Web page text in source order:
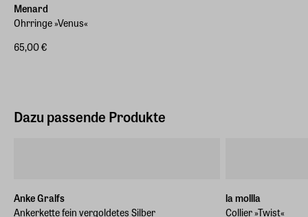
Menard
Ohrringe »Venus«
65,00 €
Dazu passende Produkte
Anke Gralfs
Ankerkette fein vergoldetes Silber
la mollla
Collier »Twist«